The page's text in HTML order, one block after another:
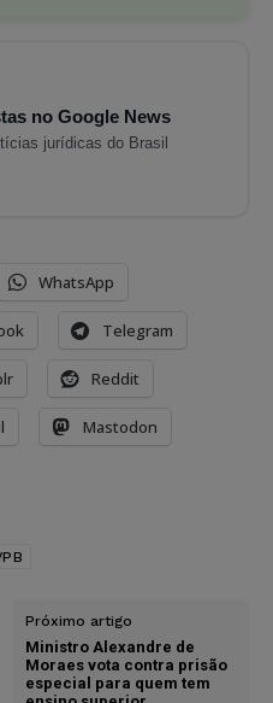
no Google News
jurídicas do Brasil
WhatsApp
Telegram
Reddit
Mastodon
Próximo artigo
Ministro Alexandre de
Moraes vota contra prisão
especial para quem tem